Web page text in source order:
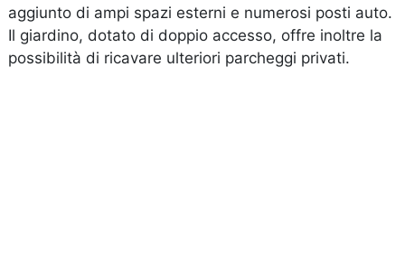
aggiunto di ampi spazi esterni e numerosi posti auto.
Il giardino, dotato di doppio accesso, offre inoltre la
possibilità di ricavare ulteriori parcheggi privati.